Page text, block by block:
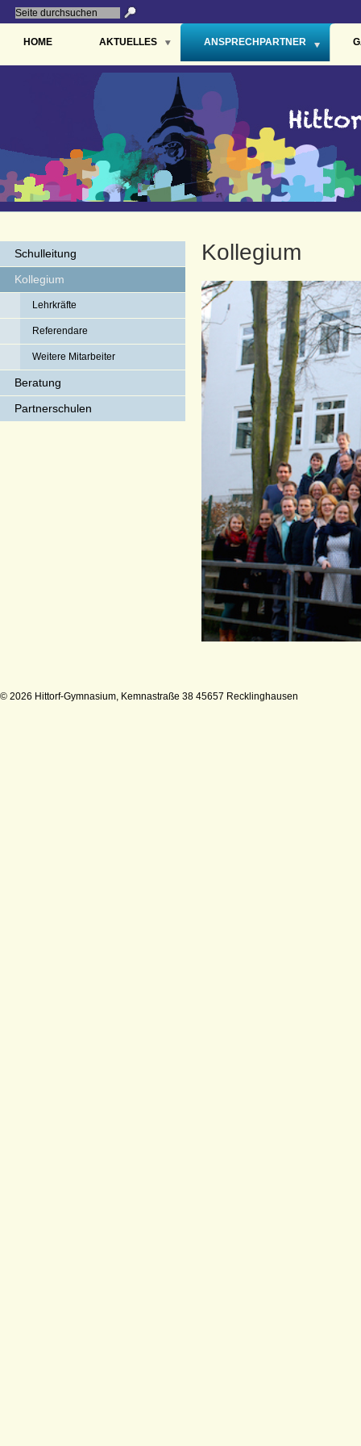
HOME AKTUELLES ANSPRECHPARTNER
Schulleitung
Kollegium
Lehrkräfte
Referendare
Weitere Mitarbeiter
Beratung
Partnerschulen
Kollegium
© 2026 Hittorf-Gymnasium, Kemnastraße 38 45657 Recklinghausen